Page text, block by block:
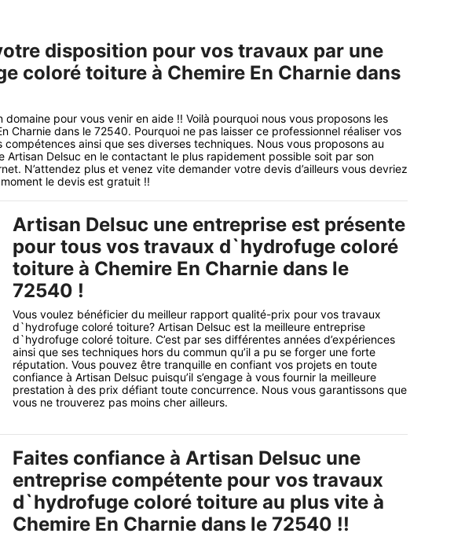
disposition pour vos travaux par une
coloré toiture à Chemire En Charnie dans
pour vous venir en aide !! Voilà pourquoi nous vous proposons les
Charnie dans le 72540. Pourquoi ne pas laisser ce professionnel réaliser vos
ainsi que ses diverses techniques. Nous vous proposons au
Delsuc en le contactant le plus rapidement possible soit par son
N’attendez plus et venez vite demander votre devis d’ailleurs vous devriez
le devis est gratuit !!
Artisan Delsuc une entreprise est présente
pour tous vos travaux d`hydrofuge coloré
toiture à Chemire En Charnie dans le
72540 !
Vous voulez bénéficier du meilleur rapport qualité-prix pour vos travaux
d`hydrofuge coloré toiture? Artisan Delsuc est la meilleure entreprise
d`hydrofuge coloré toiture. C’est par ses différentes années d’expériences
ainsi que ses techniques hors du commun qu’il a pu se forger une forte
réputation. Vous pouvez être tranquille en confiant vos projets en toute
confiance à Artisan Delsuc puisqu’il s’engage à vous fournir la meilleure
prestation à des prix défiant toute concurrence. Nous vous garantissons que
vous ne trouverez pas moins cher ailleurs.
Faites confiance à Artisan Delsuc une
entreprise compétente pour vos travaux
d`hydrofuge coloré toiture au plus vite à
Chemire En Charnie dans le 72540 !!